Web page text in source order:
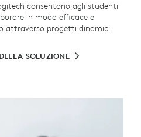
consentono agli studenti
in modo efficace e
attraverso progetti dinamici
SOLUZIONE